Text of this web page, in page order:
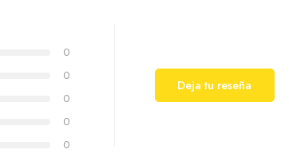
0
0
0
0
0
Deja tu reseña